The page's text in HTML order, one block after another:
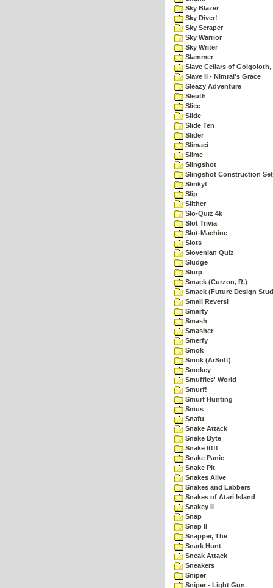
Sky Blazer
Sky Diver!
Sky Scraper
Sky Warrior
Sky Writer
Slammer
Slave Cellars of Golgoloth,
Slave II - Nimral's Grace
Sleazy Adventure
Sleuth
Slice
Slide
Slide Ten
Slider
Slimaci
Slime
Slingshot
Slingshot Construction Set
Slinky!
Slip
Slither
Slo-Quiz 4k
Slot Trivia
Slot-Machine
Slots
Slovenian Quiz
Sludge
Slurp
Smack (Curzon, R.)
Smack (Future Design
Small Reversi
Smarty
Smash
Smasher
Smerfy
Smok
Smok (ArSoft)
Smokey
Smuffies' World
Smurf!
Smurf Hunting
Smus
Snafu
Snake Attack
Snake Byte
Snake It!!!
Snake Panic
Snake Pit
Snakes Alive
Snakes and Labbers
Snakes of Atari Island
Snakey II
Snap
Snap II
Snapper, The
Snark Hunt
Sneak Attack
Sneakers
Sniper
Sniper - Light Gun